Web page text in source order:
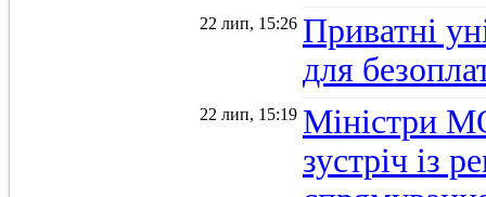
22 лип, 15:26 Приватні
для
22 лип, 15:19 Міністри
зустріч із